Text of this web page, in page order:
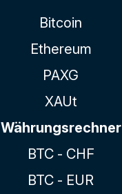
Bitcoin
Ethereum
PAXG
XAUt
Währungsrechner
BTC - CHF
BTC - EUR